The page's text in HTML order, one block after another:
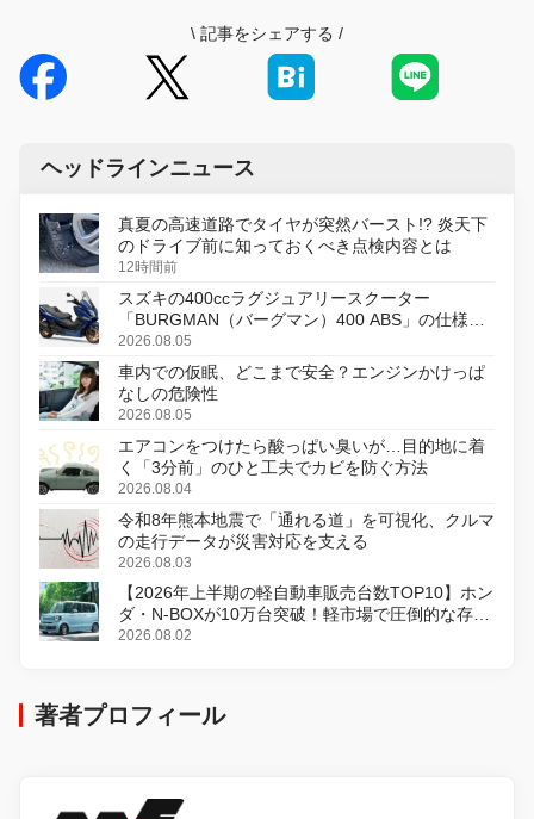
\ 記事をシェアする /
ヘッドラインニュース
真夏の高速道路でタイヤが突然バースト!? 炎天下
のドライブ前に知っておくべき点検内容とは
12時間前
スズキの400ccラグジュアリースクーター
「BURGMAN（バーグマン）400 ABS」の仕様を
変更し、8月18日に発売
2026.08.05
車内での仮眠、どこまで安全？エンジンかけっぱ
なしの危険性
2026.08.05
エアコンをつけたら酸っぱい臭いが…目的地に着
く「3分前」のひと工夫でカビを防ぐ方法
2026.08.04
令和8年熊本地震で「通れる道」を可視化、クルマ
の走行データが災害対応を支える
2026.08.03
【2026年上半期の軽自動車販売台数TOP10】ホン
ダ・N-BOXが10万台突破！軽市場で圧倒的な存在
感
2026.08.02
著者プロフィール